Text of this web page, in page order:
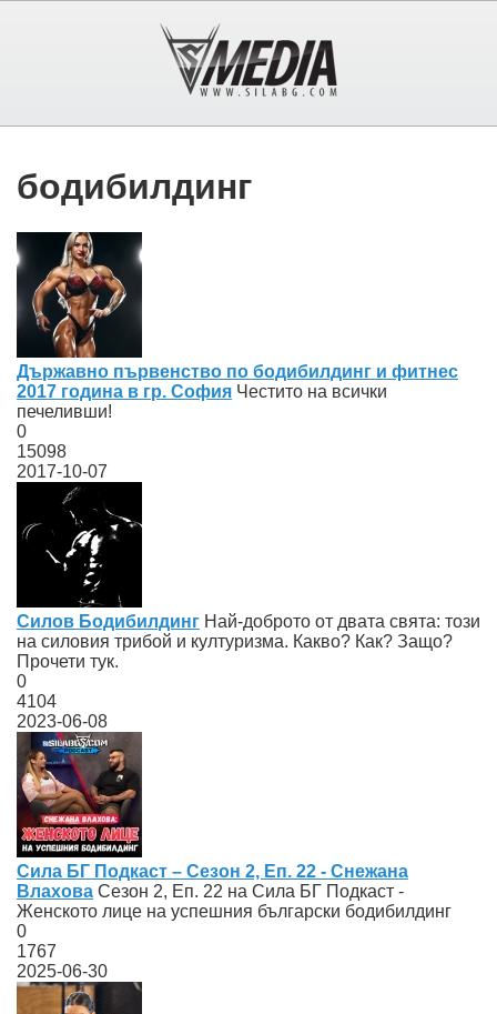
бодибилдинг
Държавно първенство по бодибилдинг и фитнес
2017 година в гр. София Честито на всички
печеливши!
0
15098
2017-10-07
Силов Бодибилдинг Най-доброто от двата свята: този
на силовия трибой и културизма. Какво? Как? Защо?
Прочети тук.
0
4104
2023-06-08
Сила БГ Подкаст – Сезон 2, Еп. 22 - Снежана
Влахова Сезон 2, Еп. 22 на Сила БГ Подкаст -
Женското лице на успешния български бодибилдинг
0
1767
2025-06-30